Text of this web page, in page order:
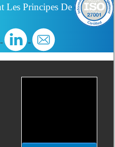
Les Principes De